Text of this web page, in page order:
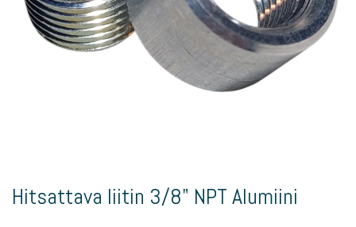
the
Hitsattava liitin 3/8" NPT Alumiini